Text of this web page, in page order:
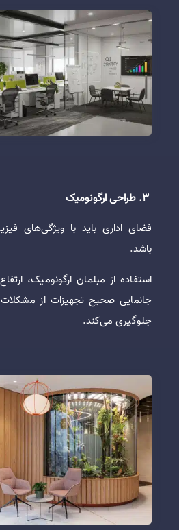
3. طراحی ارگونومیک
فضای اداری باید با ویژگی‌های
باشد.
استفاده از مبلمان ارگونومیک،
جانمایی صحیح تجهیزات از
جلوگیری می‌کند.